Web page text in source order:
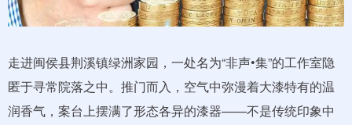
走进闽侯县荆溪镇绿洲家园，一处名为“非声•集”的工作室隐
匿于寻常院落之中。推门而入，空气中弥漫着大漆特有的温
润香气，案台上摆满了形态各异的漆器——不是传统印象中